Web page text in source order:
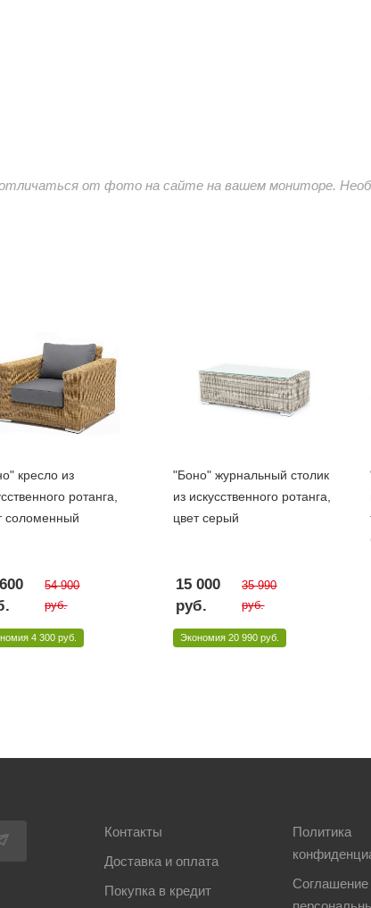
от фото на сайте на вашем мониторе.
кресло из
ротанга,
соломенный
54 900
руб.
4 300 руб.
"Боно" журнальный столик
из искусственного ротанга,
цвет серый
15 000
руб.
35 990
руб.
Экономия 20 990 руб.
Контакты
Доставка и оплата
Покупка в кредит
Политика
Соглашение